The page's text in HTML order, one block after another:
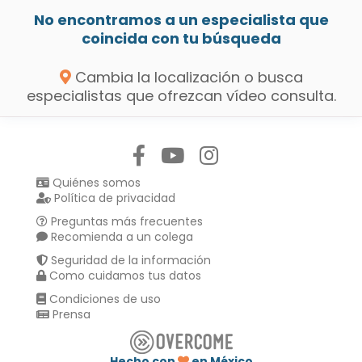
No encontramos a un especialista que
coincida con tu búsqueda
Cambia la localización o busca
especialistas que ofrezcan vídeo consulta.
Quiénes somos
Política de privacidad
Preguntas más frecuentes
Recomienda a un colega
Seguridad de la información
Como cuidamos tus datos
Condiciones de uso
Prensa